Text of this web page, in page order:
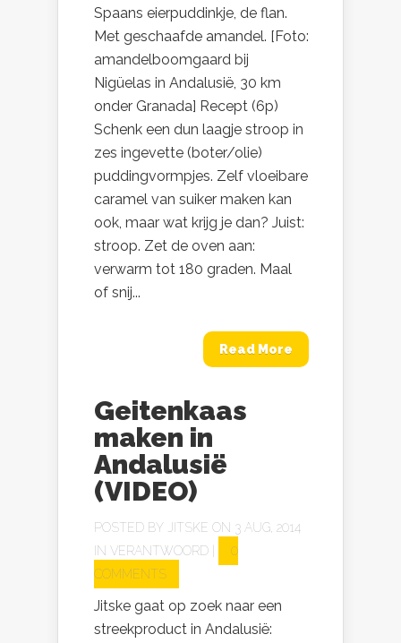
Spaans eierpuddinkje, de flan.
Met geschaafde amandel. [Foto:
amandelboomgaard bij
Nigüelas in Andalusië, 30 km
onder Granada] Recept (6p)
Schenk een dun laagje stroop in
zes ingevette (boter/olie)
puddingvormpjes. Zelf vloeibare
caramel van suiker maken kan
ook, maar wat krijg je dan? Juist:
stroop. Zet de oven aan:
verwarm tot 180 graden. Maal
of snij...
Read More
Geitenkaas
maken in
Andalusië
(VIDEO)
POSTED BY JITSKE ON 3 AUG, 2014
IN VERANTWOORD
0
COMMENTS
Jitske gaat op zoek naar een
streekproduct in Andalusië: